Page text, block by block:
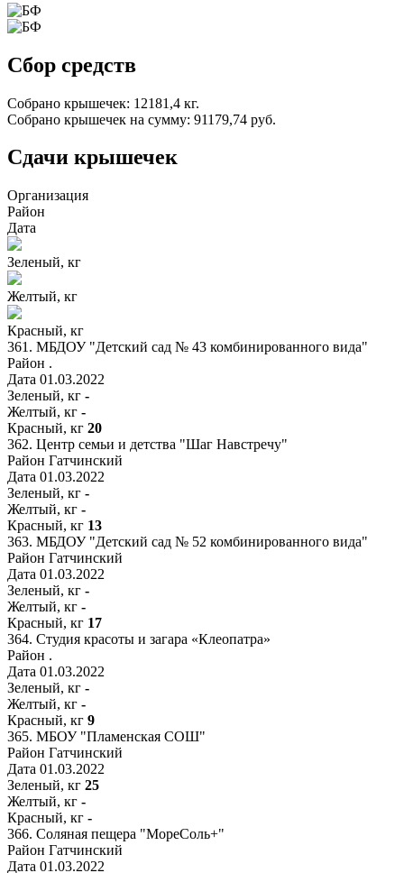
Сбор средств
Собрано крышечек: 12181,4 кг.
Собрано крышечек на сумму: 91179,74 руб.
Сдачи крышечек
Организация
Район
Дата
Зеленый, кг
Желтый, кг
Красный, кг
361. МБДОУ "Детский сад № 43 комбинированного вида"
Район .
Дата 01.03.2022
Зеленый, кг -
Желтый, кг -
Красный, кг 20
362. Центр семьи и детства "Шаг Навстречу"
Район Гатчинский
Дата 01.03.2022
Зеленый, кг -
Желтый, кг -
Красный, кг 13
363. МБДОУ "Детский сад № 52 комбинированного вида"
Район Гатчинский
Дата 01.03.2022
Зеленый, кг -
Желтый, кг -
Красный, кг 17
364. Студия красоты и загара «Клеопатра»
Район .
Дата 01.03.2022
Зеленый, кг -
Желтый, кг -
Красный, кг 9
365. МБОУ "Пламенская СОШ"
Район Гатчинский
Дата 01.03.2022
Зеленый, кг 25
Желтый, кг -
Красный, кг -
366. Соляная пещера "МореСоль+"
Район Гатчинский
Дата 01.03.2022